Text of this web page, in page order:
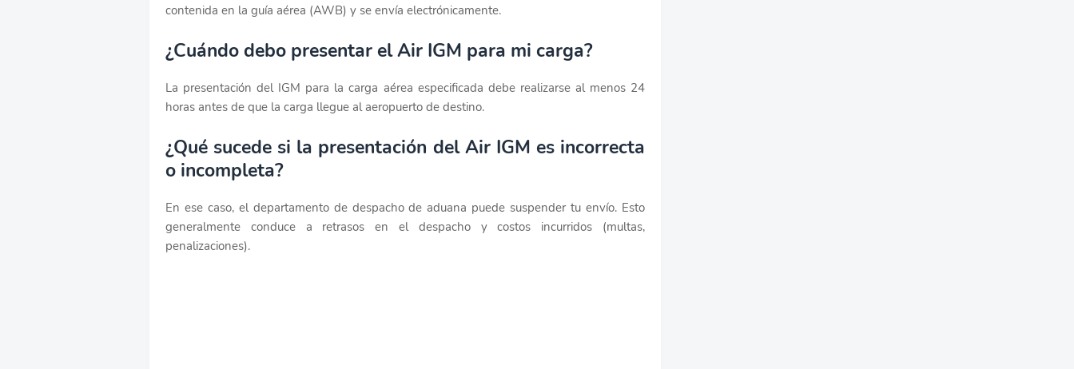
contenida en la guía aérea (AWB) y se envía electrónicamente.
¿Cuándo debo presentar el Air IGM para mi carga?
La presentación del IGM para la carga aérea especificada debe realizarse al menos 24
horas antes de que la carga llegue al aeropuerto de destino.
¿Qué sucede si la presentación del Air IGM es incorrecta
o incompleta?
En ese caso, el departamento de despacho de aduana puede suspender tu envío. Esto
generalmente conduce a retrasos en el despacho y costos incurridos (multas,
penalizaciones).